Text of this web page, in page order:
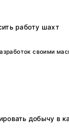
работу шахт
своими
добычу в